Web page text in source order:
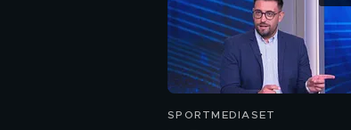
SPORTMEDIASET